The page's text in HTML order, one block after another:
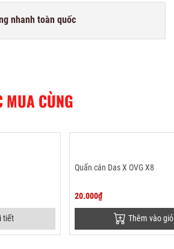
nhanh toàn quốc
MUA CÙNG
tiết
Quấn cán Das X OVG X8
20.000₫
Thêm vào giỏ